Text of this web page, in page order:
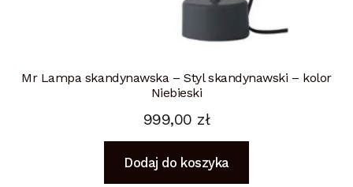
Mr Lampa skandynawska – Styl skandynawski – kolor
Niebieski
999,00 zł
Dodaj do koszyka